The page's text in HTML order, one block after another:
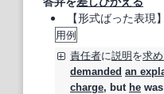
【形式ばった表現】
用例
責任者に説明を求
demanded an
charge, but he was